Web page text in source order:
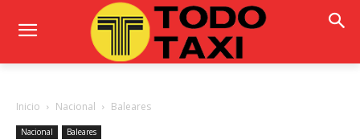
Inicio Nacional Baleares
Nacional Baleares